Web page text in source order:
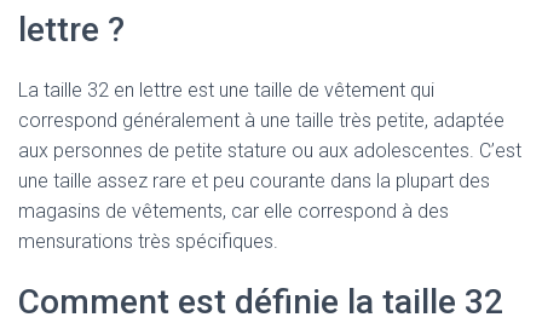
lettre ?
La taille 32 en lettre est une taille de vêtement qui
correspond généralement à une taille très petite, adaptée
aux personnes de petite stature ou aux adolescentes. C’est
une taille assez rare et peu courante dans la plupart des
magasins de vêtements, car elle correspond à des
mensurations très spécifiques.
Comment est définie la taille 32